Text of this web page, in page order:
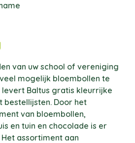
van uw school of vereniging
mogelijk bloembollen te
Baltus gratis kleurrijke
Door het
van bloembollen,
en tuin en chocolade is er
assortiment aan